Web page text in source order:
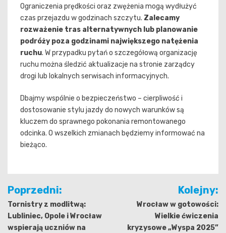
Ograniczenia prędkości oraz zwężenia mogą wydłużyć
czas przejazdu w godzinach szczytu. Zalecamy
rozważenie tras alternatywnych lub planowanie
podróży poza godzinami największego natężenia
ruchu. W przypadku pytań o szczegółową organizację
ruchu można śledzić aktualizacje na stronie zarządcy
drogi lub lokalnych serwisach informacyjnych.
Dbajmy wspólnie o bezpieczeństwo – cierpliwość i
dostosowanie stylu jazdy do nowych warunków są
kluczem do sprawnego pokonania remontowanego
odcinka. O wszelkich zmianach będziemy informować na
bieżąco.
Nawigacja
wpisu
Poprzedni:
Tornistry z modlitwą:
Lubliniec, Opole i Wrocław
wspierają uczniów na
Kolejny:
Wrocław w gotowości:
Wielkie ćwiczenia
kryzysowe „Wyspa 2025”